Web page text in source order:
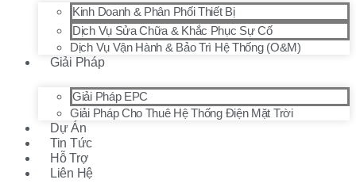
Kinh Doanh & Phân Phối Thiết Bị
Dịch Vụ Sửa Chữa & Khắc Phục Sự Cố
Dịch Vụ Vận Hành & Bảo Trì Hệ Thống (O&M)
Giải Pháp
Giải Pháp EPC
Giải Pháp Cho Thuê Hệ Thống Điện Mặt Trời
Dự Án
Tin Tức
Hỗ Trợ
Liên Hệ